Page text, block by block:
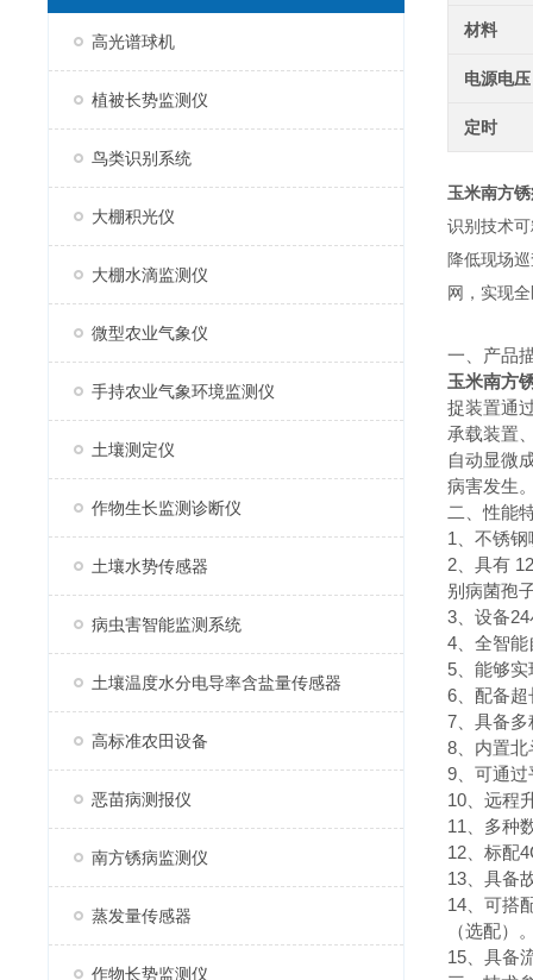
高光谱球机
植被长势监测仪
鸟类识别系统
大棚积光仪
大棚水滴监测仪
微型农业气象仪
手持农业气象环境监测仪
土壤测定仪
作物生长监测诊断仪
土壤水势传感器
病虫害智能监测系统
土壤温度水分电导率含盐量传感器
高标准农田设备
恶苗病测报仪
南方锈病监测仪
蒸发量传感器
作物长势监测仪
材料
电源电压
定时
玉米南方
识别技术
降低现场
网，实现
一、产品
玉米南方
捉装置通
承载装置
自动显微
病害发生
二、性能
1、不锈
2、具有
别病菌孢
3、设备
4、全智
5、能够
6、配备
7、具备
8、内置
9、可通
10、远程
11、多种
12、标配
13、具备
14、可搭
（选配）
15、具备